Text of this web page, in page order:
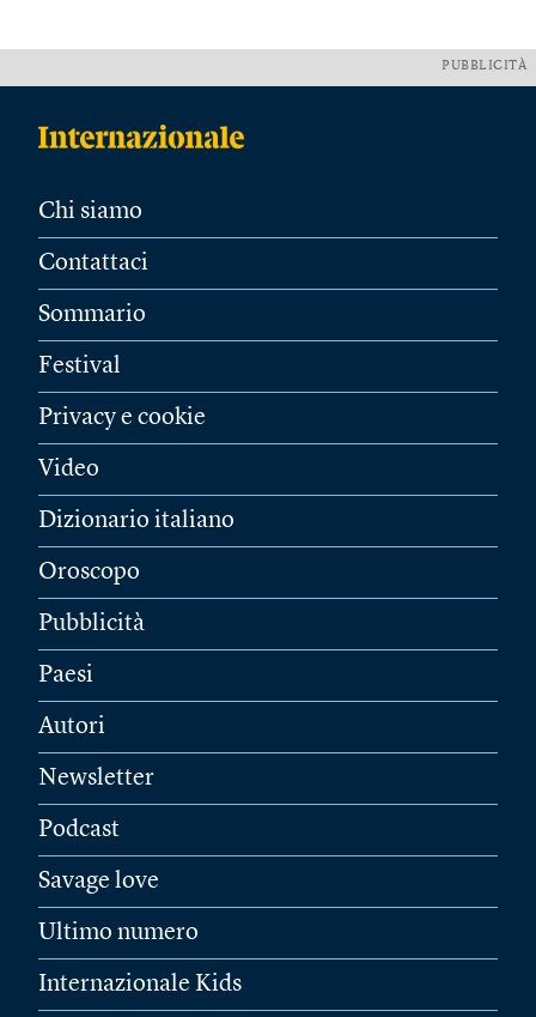
PUBBLICITÀ
Chi siamo
Contattaci
Sommario
Festival
Privacy e cookie
Video
Dizionario italiano
Oroscopo
Pubblicità
Paesi
Autori
Newsletter
Podcast
Savage love
Ultimo numero
Internazionale Kids